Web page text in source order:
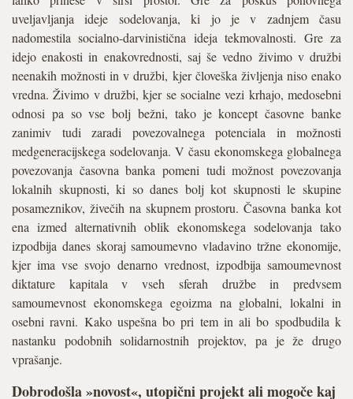
uveljavljanja ideje sodelovanja, ki jo je v zadnjem času
nadomestila socialno-darvinistična ideja tekmovalnosti. Gre za
idejo enakosti in enakovrednosti, saj še vedno živimo v družbi
neenakih možnosti in v družbi, kjer človeška življenja niso enako
vredna. Živimo v družbi, kjer se socialne vezi krhajo, medosebni
odnosi pa so vse bolj bežni, tako je koncept časovne banke
zanimiv tudi zaradi povezovalnega potenciala in možnosti
medgeneracijskega sodelovanja. V času ekonomskega globalnega
povezovanja časovna banka pomeni tudi možnost povezovanja
lokalnih skupnosti, ki so danes bolj kot skupnosti le skupine
posameznikov, živečih na skupnem prostoru. Časovna banka kot
ena izmed alternativnih oblik ekonomskega sodelovanja tako
izpodbija danes skoraj samoumevno vladavino tržne ekonomije,
kjer ima vse svojo denarno vrednost, izpodbija samoumevnost
diktature kapitala v vseh sferah družbe in predvsem
samoumevnost ekonomskega egoizma na globalni, lokalni in
osebni ravni. Kako uspešna bo pri tem in ali bo spodbudila k
nastanku podobnih solidarnostnih projektov, pa je že drugo
vprašanje.
Dobrodošla »novost«, utopični projekt ali mogoče kaj